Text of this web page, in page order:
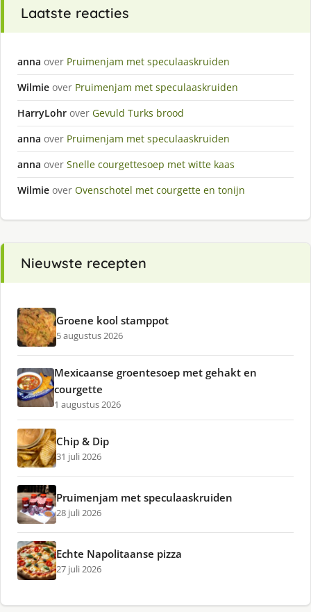
Laatste reacties
anna over Pruimenjam met speculaaskruiden
Wilmie over Pruimenjam met speculaaskruiden
HarryLohr over Gevuld Turks brood
anna over Pruimenjam met speculaaskruiden
anna over Snelle courgettesoep met witte kaas
Wilmie over Ovenschotel met courgette en tonijn
Nieuwste recepten
Groene kool stamppot
5 augustus 2026
Mexicaanse groentesoep met gehakt en
courgette
1 augustus 2026
Chip & Dip
31 juli 2026
Pruimenjam met speculaaskruiden
28 juli 2026
Echte Napolitaanse pizza
27 juli 2026